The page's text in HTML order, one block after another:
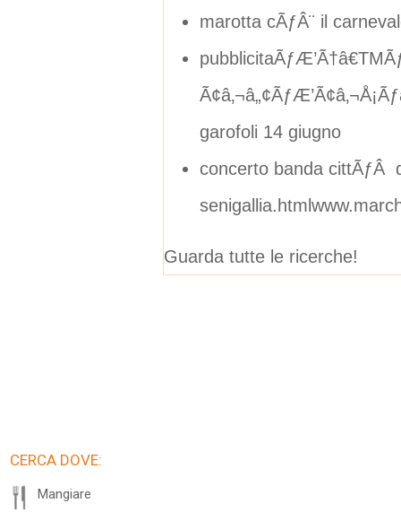
marotta cÃƒÂ¨ il
garofoli 14 giugno
concerto banda cittÃƒÂ
Guarda tutte le ricerche!
CERCA DOVE:
Mangiare